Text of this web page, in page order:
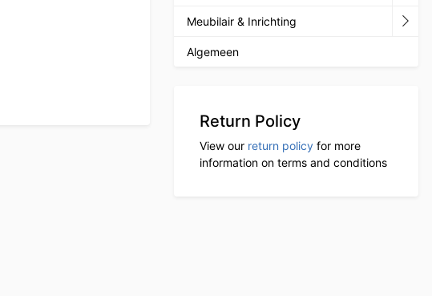
Meubilair & Inrichting
Algemeen
Return Policy
View our return policy for more
information on terms and conditions